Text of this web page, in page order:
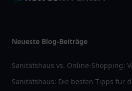
Neueste Blog-Beiträge
Sanitätshaus vs. Online-Shopping:
Sanitätshaus: Die besten Tipps für